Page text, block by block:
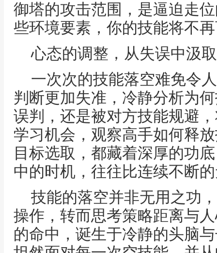
御塔的攻击范围，是逼迫走
些环境要素，你的技能将不
心态的调整，从失误中汲
一次次的技能落空难免令
判断更加失准，冷静分析为
误判，还是被对方技能规避
学习机会，观察高手如何释
目标选取，都藏着深厚的功
中的时机，往往比连续不断
技能的落空并非无用之功
操作，转而思考策略距离与
的命中，诞生于冷静的头脑